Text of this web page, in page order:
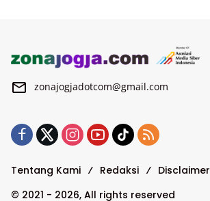
zonajogjadotcom@gmail.com
Tentang Kami Redaksi
Disclaimer
© 2021 - 2026, All rights reserved